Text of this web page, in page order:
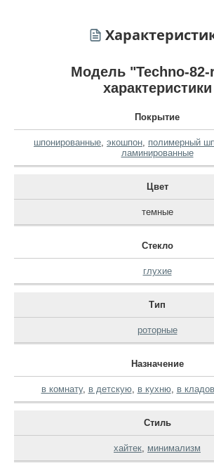
Модель "Techno-
характеристики
Покрытие
шпонированные экошпон полимерный
ламинированные
Цвет
темные
Стекло
глухие
Тип
роторные
Назначение
в комнату, в детскую, в кухню, в
Стиль
хайтек минимализм